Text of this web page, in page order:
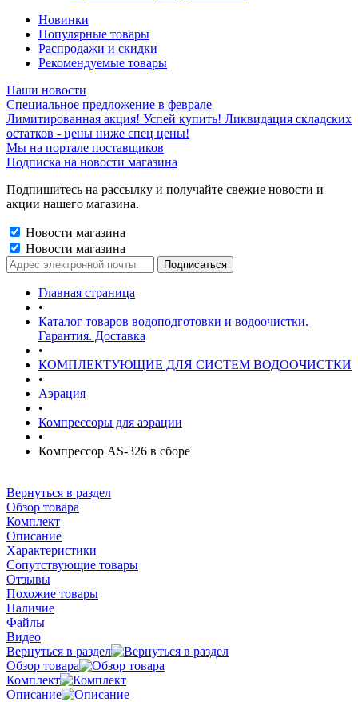
Новинки
Популярные товары
Распродажи и скидки
Рекомендуемые товары
Наши новости
Специальное предложение в феврале
Лимитированная акция! Успей купить! Ликвидация складских
остатков - цены ниже спец цены!
Мы на портале поставщиков
Подписка на новости магазина
Подпишитесь на рассылку и получайте свежие новости и
акции нашего магазина.
Новости магазина
Новости магазина
Главная страница
•
Каталог товаров водоподготовки и водоочистки.
Гарантия. Доставка
•
КОМПЛЕКТУЮЩИЕ ДЛЯ СИСТЕМ ВОДООЧИСТКИ
•
Аэрация
•
Компрессоры для аэрации
•
Компрессор AS-326 в сборе
Вернуться в раздел
Обзор товара
Комплект
Описание
Характеристики
Сопутствующие товары
Отзывы
Похожие товары
Наличие
Файлы
Видео
Вернуться в раздел
Обзор товара
Комплект
Описание